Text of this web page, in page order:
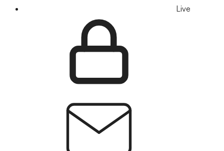
Live